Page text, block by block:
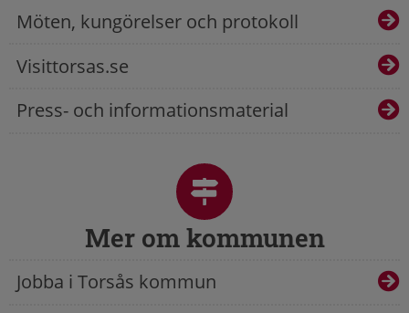
Möten, kungörelser och protokoll
Visittorsas.se
Press- och informationsmaterial
Mer om kommunen
Jobba i Torsås kommun